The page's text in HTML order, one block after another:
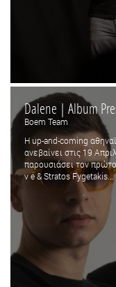
Dalene | Album
Boem Team
Η up-and-coming
ανεβαίνει στις 19
παρουσιάσει τον
v e & Stratos Fygetakis...